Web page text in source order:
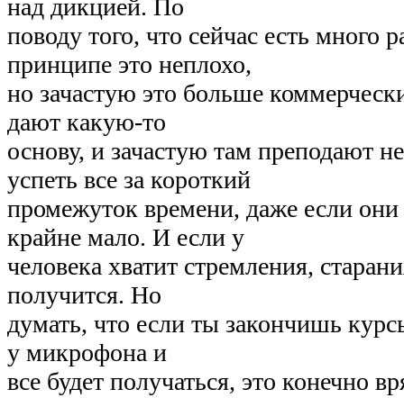
над дикцией. По
поводу того, что сейчас есть много
принципе это неплохо,
но зачастую это больше
дают какую-то
основу, и зачастую там преподают
успеть все за короткий
промежуток времени, даже если они
крайне мало. И если у
человека хватит стремления,
получится. Но
думать, что если ты закончишь
у микрофона и
все будет получаться, это конечно